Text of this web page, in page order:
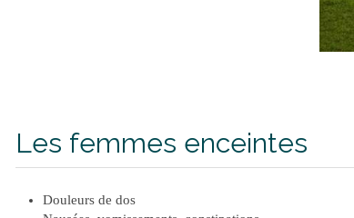
Les femmes enceintes
Douleurs de dos